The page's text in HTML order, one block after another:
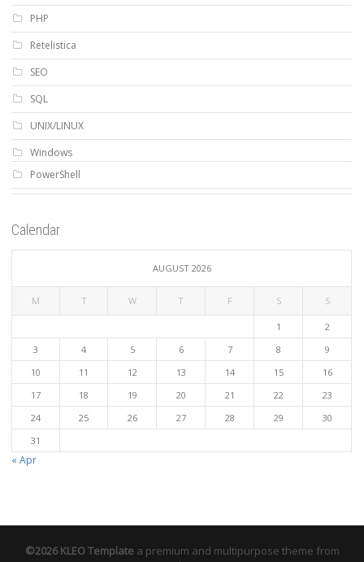
PHP
Retelistica
SEO
SQL
UNIX/LINUX
Windows
PowerShell
Calendar
AUGUST 2026
M T W T F S S
1
2
3
4 5 6 7 8
9
10
11 12 13 14 15
16
17
18 19 20 21 22
23
24
25 26 27 28 29
30
31
« Apr
©2026 KLEO Templatea premium and multipurpose theme from